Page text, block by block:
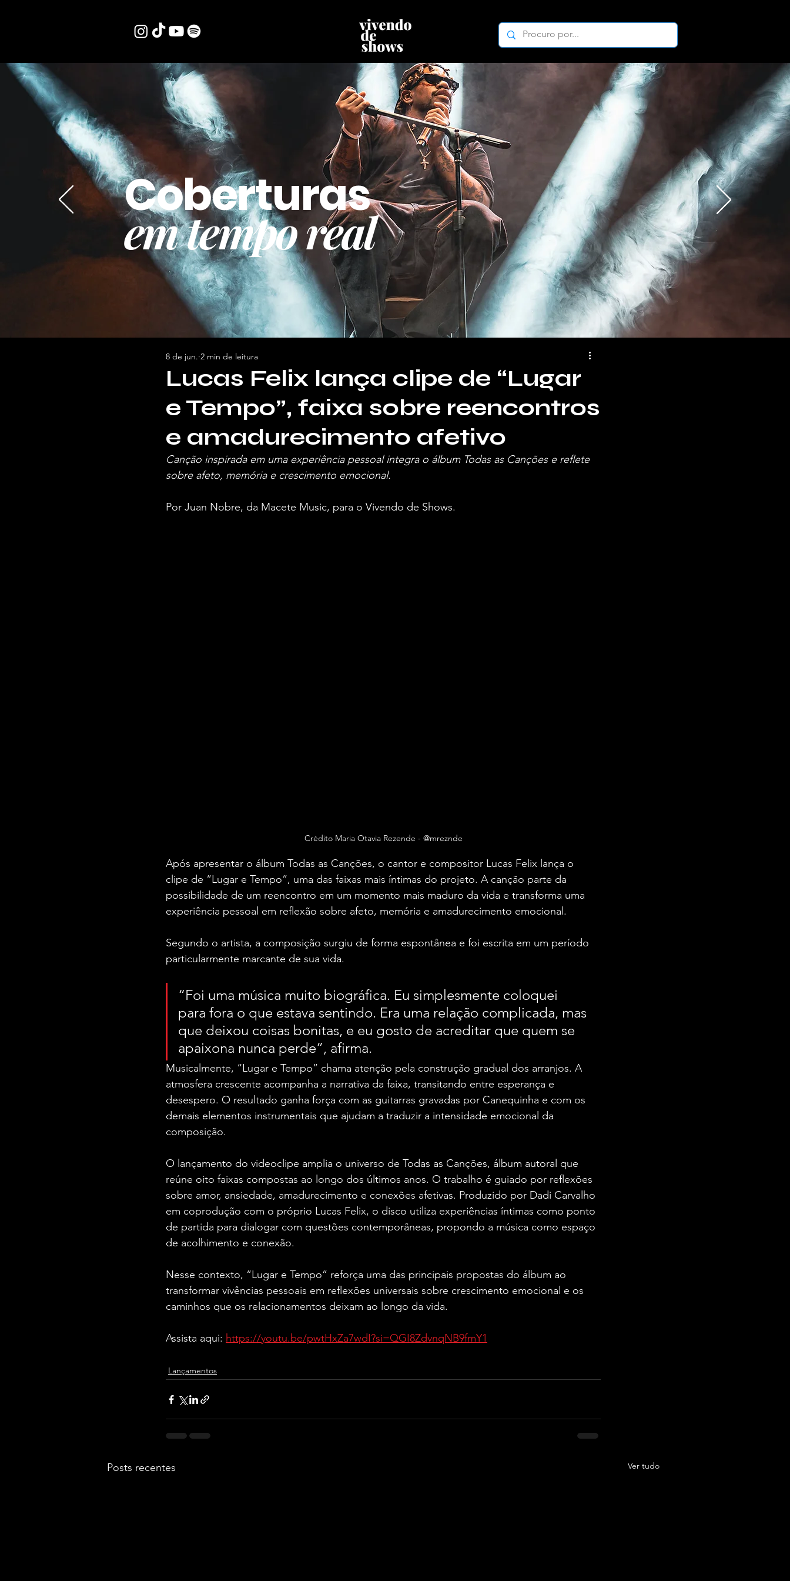
Coberturas
em tempo real
Lucas Felix lança clipe de “Lugar
e Tempo”, faixa sobre reencontros
e amadurecimento afetivo
8 de jun. 2 min de leitura
Canção inspirada em uma experiência pessoal integra o álbum Todas as Canções e reflete
sobre afeto, memória e crescimento emocional.
Por Juan Nobre, da Macete Music, para o Vivendo de Shows.
Crédito Maria Otavia Rezende - @mreznde
Após apresentar o álbum Todas as Canções, o cantor e compositor Lucas Felix lança o
clipe de “Lugar e Tempo”, uma das faixas mais íntimas do projeto. A canção parte da
possibilidade de um reencontro em um momento mais maduro da vida e transforma uma
experiência pessoal em reflexão sobre afeto, memória e amadurecimento emocional.
Segundo o artista, a composição surgiu de forma espontânea e foi escrita em um período
particularmente marcante de sua vida.
“Foi uma música muito biográfica. Eu simplesmente coloquei
para fora o que estava sentindo. Era uma relação complicada, mas
que deixou coisas bonitas, e eu gosto de acreditar que quem se
apaixona nunca perde”, afirma.
Musicalmente, “Lugar e Tempo” chama atenção pela construção gradual dos arranjos. A
atmosfera crescente acompanha a narrativa da faixa, transitando entre esperança e
desespero. O resultado ganha força com as guitarras gravadas por Canequinha e com os
demais elementos instrumentais que ajudam a traduzir a intensidade emocional da
composição.
O lançamento do videoclipe amplia o universo de Todas as Canções, álbum autoral que
reúne oito faixas compostas ao longo dos últimos anos. O trabalho é guiado por reflexões
sobre amor, ansiedade, amadurecimento e conexões afetivas. Produzido por Dadi Carvalho
em coprodução com o próprio Lucas Felix, o disco utiliza experiências íntimas como ponto
de partida para dialogar com questões contemporâneas, propondo a música como espaço
de acolhimento e conexão.
Nesse contexto, “Lugar e Tempo” reforça uma das principais propostas do álbum ao
transformar vivências pessoais em reflexões universais sobre crescimento emocional e os
caminhos que os relacionamentos deixam ao longo da vida.
Assista aqui: https://youtu.be/pwtHxZa7wdI?si=QGI8ZdvnqNB9fmY1
Lançamentos
Posts recentes Ver tudo